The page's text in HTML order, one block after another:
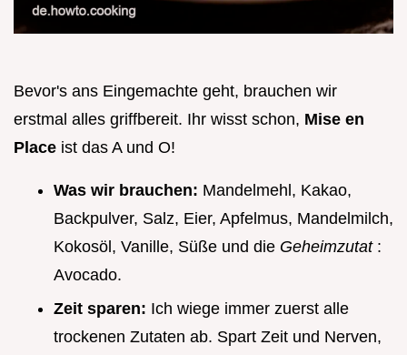
Bevor's ans Eingemachte geht, brauchen wir
erstmal alles griffbereit. Ihr wisst schon, Mise en
Place ist das A und O!
Was wir brauchen: Mandelmehl, Kakao,
Backpulver, Salz, Eier, Apfelmus, Mandelmilch,
Kokosöl, Vanille, Süße und die Geheimzutat :
Avocado.
Zeit sparen: Ich wiege immer zuerst alle
trockenen Zutaten ab. Spart Zeit und Nerven,